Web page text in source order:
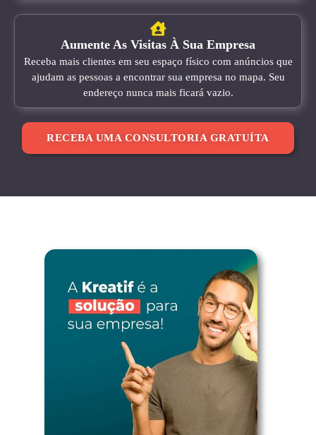
Aumente As Visitas À Sua Empresa
Receba mais clientes em seu espaço físico com anúncios que
ajudam as pessoas a encontrar sua empresa no mapa. Seu
endereço nunca mais ficará vazio.
RECEBA UMA CONSULTORIA GRATUÍTA